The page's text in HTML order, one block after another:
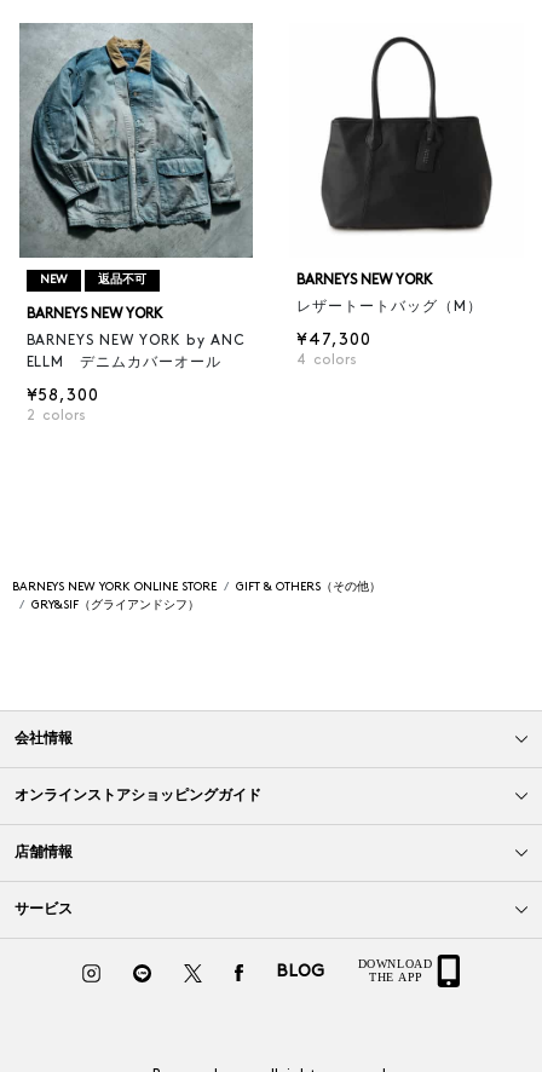
NEW 返品不可
BARNEYS NEW YORK
BARNEYS NEW YORK by ANC
ELLM デニムカバーオール
¥58,300
2 colors
BARNEYS NEW YORK
レザートートバッグ（M）
¥47,300
4 colors
BARNEYS NEW YORK ONLINE STORE
GIFT & OTHERS（その他）
GRY&SIF（グライアンドシフ）
会社情報
オンラインストアショッピングガイド
店舗情報
サービス
BLOG